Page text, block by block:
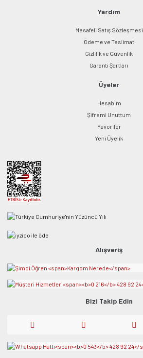
Yardım
Mesafeli Satış Sözleşmesi
Ödeme ve Teslimat
Gizlilik ve Güvenlik
Garanti Şartları
Üyeler
Hesabım
Şifremi Unuttum
Favoriler
Yeni Üyelik
Alışveriş
Bizi Takip Edin